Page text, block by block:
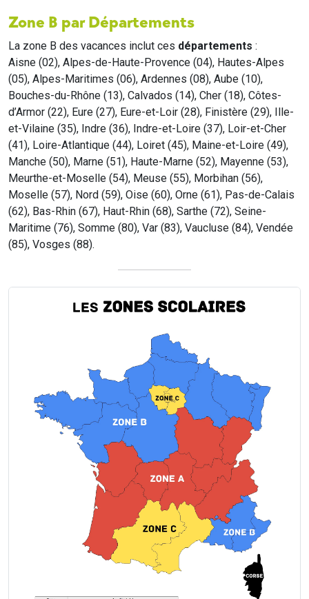
Zone B par Départements
La zone B des vacances inclut ces départements :
Aisne (02), Alpes-de-Haute-Provence (04), Hautes-Alpes
(05), Alpes-Maritimes (06), Ardennes (08), Aube (10),
Bouches-du-Rhône (13), Calvados (14), Cher (18), Côtes-
d’Armor (22), Eure (27), Eure-et-Loir (28), Finistère (29), Ille-
et-Vilaine (35), Indre (36), Indre-et-Loire (37), Loir-et-Cher
(41), Loire-Atlantique (44), Loiret (45), Maine-et-Loire (49),
Manche (50), Marne (51), Haute-Marne (52), Mayenne (53),
Meurthe-et-Moselle (54), Meuse (55), Morbihan (56),
Moselle (57), Nord (59), Oise (60), Orne (61), Pas-de-Calais
(62), Bas-Rhin (67), Haut-Rhin (68), Sarthe (72), Seine-
Maritime (76), Somme (80), Var (83), Vaucluse (84), Vendée
(85), Vosges (88).